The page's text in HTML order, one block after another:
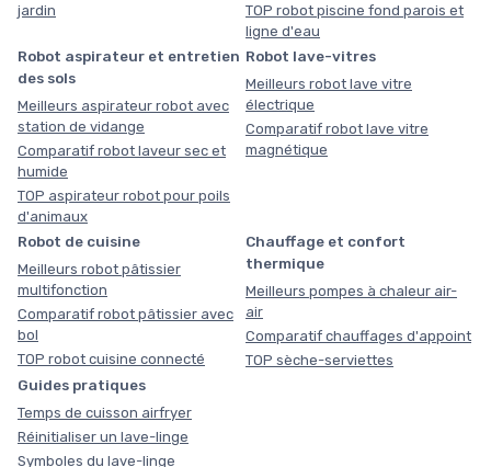
jardin
TOP robot piscine fond parois et
ligne d'eau
Robot aspirateur et entretien
des sols
Meilleurs aspirateur robot avec
station de vidange
Comparatif robot laveur sec et
humide
TOP aspirateur robot pour poils
d'animaux
Robot lave-vitres
Meilleurs robot lave vitre
électrique
Comparatif robot lave vitre
magnétique
Robot de cuisine
Meilleurs robot pâtissier
multifonction
Comparatif robot pâtissier avec
bol
TOP robot cuisine connecté
Chauffage et confort
thermique
Meilleurs pompes à chaleur air-
air
Comparatif chauffages d'appoint
TOP sèche-serviettes
Guides pratiques
Temps de cuisson airfryer
Réinitialiser un lave-linge
Symboles du lave-linge